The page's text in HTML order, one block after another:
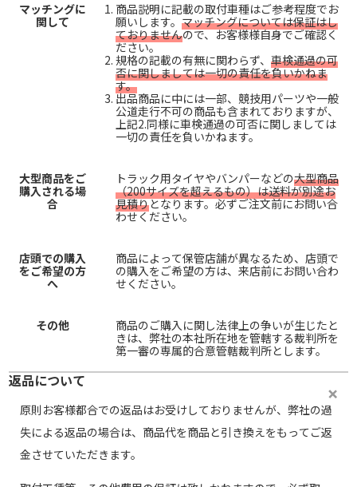
マッチングに
関して
商品説明に記載の取付車種はご参考程度でお
願いします。 マッチングについては保証はし
ておりませんので、お客様様自身でご確認く
ださい。
規格の記載の有無に関わらず、 車検通過の可
否に関しましては一切の責任を負いかねま
す。
出品商品に中には一部、競技用パーツや一般
公道走行不可の商品も含まれておりますが、
上記2.同様に車検通過の可否に関しましては
一切の責任を負いかねます。
大型商品をご
購入される場
合
トラック用タイヤやバンパーなどの大型商品
（200サイズを超えるもの）は送料が別途お
見積りとなります。必ずご注文前にお問い合
わせください。
店頭での購入
をご希望の方
へ
商品によって保管店舗が異なるため、店頭で
の購入をご希望の方は、来店前にお問い合わ
せください。
その他
商品のご購入に関し法律上の争いが生じたと
きは、弊社の本社所在地を管轄する裁判所を
第一審の専属的合意管轄裁判所とします。
返品について
原則お客様都合での返品はお受けしておりませんが、弊社の過
失による返品の場合は、商品代を商品と引き換えをもってご返
金させていただきます。